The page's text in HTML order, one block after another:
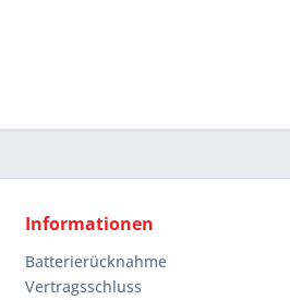
Informationen
Batterierücknahme
Vertragsschluss